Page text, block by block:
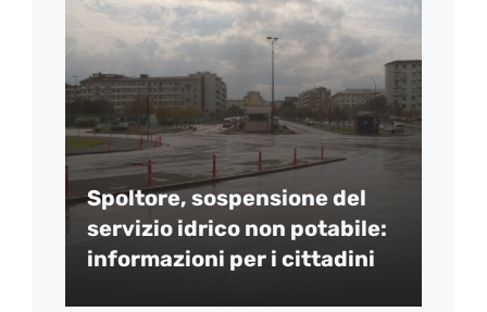
Spoltore, sospensione del
servizio idrico non potabile:
informazioni per i cittadini